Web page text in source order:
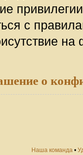
с
на
о
Наша команда •